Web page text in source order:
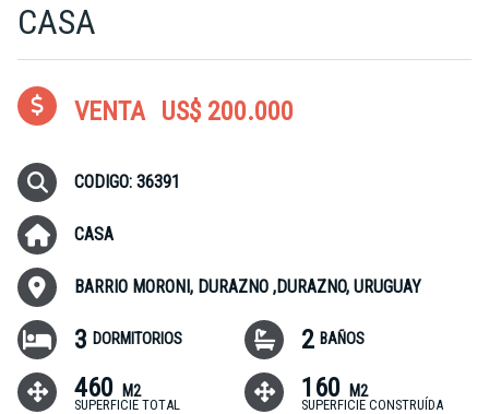
CASA
VENTA US$ 200.000
CODIGO: 36391
CASA
BARRIO MORONI, DURAZNO ,DURAZNO, URUGUAY
3 DORMITORIOS 2 BAÑOS
460 M2
SUPERFICIE TOTAL
160 M2
SUPERFICIE CONSTRUÍDA